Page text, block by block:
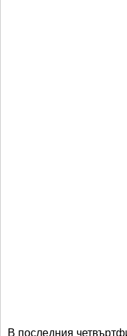
В последния